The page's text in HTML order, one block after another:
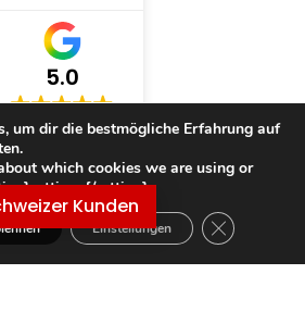
5.0
von: Trustindex
um dir die bestmögliche Erfahrung auf
which cookies we are using or
setting].
Einstellungen GDPR
Kunden